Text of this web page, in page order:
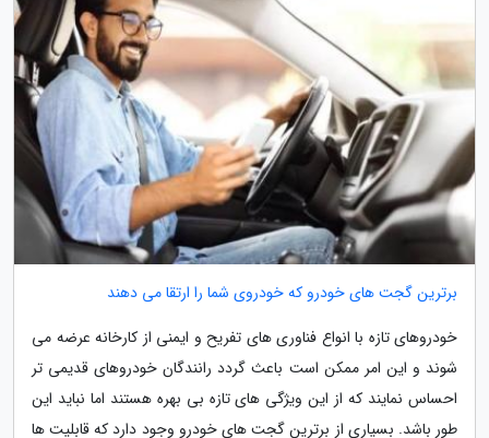
برترین گجت های خودرو که خودروی شما را ارتقا می دهند
خودروهای تازه با انواع فناوری های تفریح و ایمنی از کارخانه عرضه می
شوند و این امر ممکن است باعث گردد رانندگان خودروهای قدیمی تر
احساس نمایند که از این ویژگی های تازه بی بهره هستند اما نباید این
طور باشد. بسیاری از برترین گجت های خودرو وجود دارد که قابلیت ها